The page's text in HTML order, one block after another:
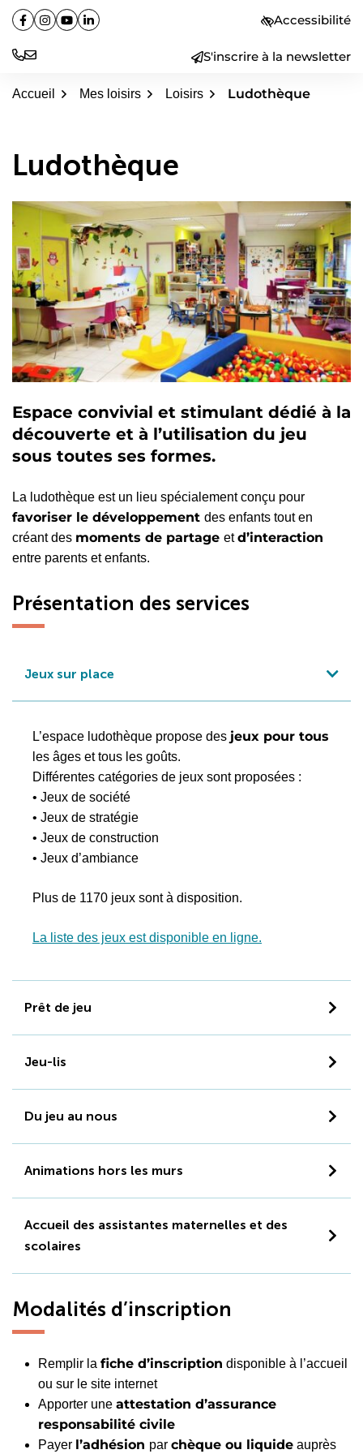
Aller
au
contenu
S'inscrire à la newsletter
Facebook
(ouverture dans un nouvel onglet)
Instagram
(ouverture dans un nouvel onglet)
YouTube
(ouverture dans un nouvel onglet)
Linkedin
(ouverture dans un nouvel onglet) Accessibilité
Accueil Mes loisirs Loisirs Ludothèque
Ludothèque
Espace convivial et stimulant dédié à la
découverte et à l’utilisation du jeu
sous toutes ses formes.
La ludothèque est un lieu spécialement conçu pour
favoriser le développement des enfants tout en
créant des moments de partage etd’interaction
entre parents et enfants.
Présentation des services
Jeux sur place
L’espace ludothèque propose des jeux pour tous
les âges et tous les goûts.
Différentes catégories de jeux sont proposées :
• Jeux de société
• Jeux de stratégie
• Jeux de construction
• Jeux d’ambiance
Plus de 1170 jeux sont à disposition.
La liste des jeux est disponible en ligne.
Prêt de jeu
Jeu-lis
Du jeu au nous
Animations hors les murs
Accueil des assistantes maternelles et des
scolaires
Modalités d’inscription
Remplir la fiche d’inscription disponible à l’accueil
ou sur le site internet
Apporter une attestation d’assurance
responsabilité civile
Payer l’adhésion par chèque ou liquide auprès